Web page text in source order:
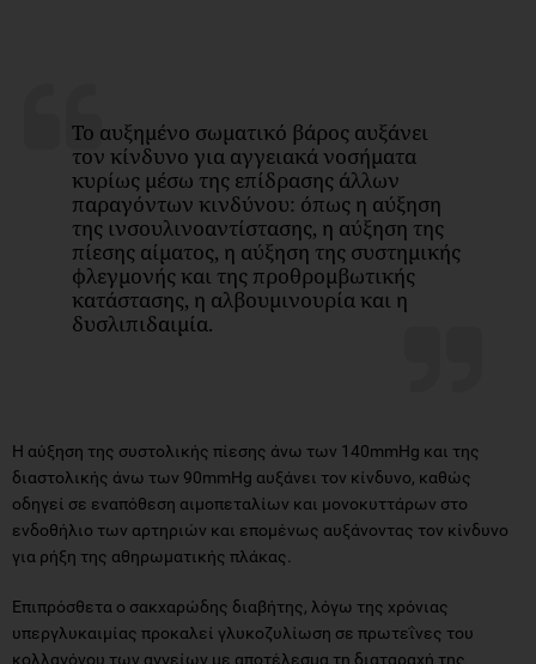
Το αυξημένο σωματικό βάρος αυξάνει
τον κίνδυνο για αγγειακά νοσήματα
κυρίως μέσω της επίδρασης άλλων
παραγόντων κινδύνου: όπως η αύξηση
της ινσουλινοαντίστασης, η αύξηση της
πίεσης αίματος, η αύξηση της συστημικής
φλεγμονής και της προθρομβωτικής
κατάστασης, η αλβουμινουρία και η
δυσλιπιδαιμία.
Η αύξηση της συστολικής πίεσης άνω των 140mmHg και της
διαστολικής άνω των 90mmHg αυξάνει τον κίνδυνο, καθώς
οδηγεί σε εναπόθεση αιμοπεταλίων και μονοκυττάρων στο
ενδοθήλιο των αρτηριών και επομένως αυξάνοντας τον κίνδυνο
για ρήξη της αθηρωματικής πλάκας.
Επιπρόσθετα ο σακχαρώδης διαβήτης, λόγω της χρόνιας
υπεργλυκαιμίας προκαλεί γλυκοζυλίωση σε πρωτεΐνες του
κολλαγόνου των αγγείων με αποτέλεσμα τη διαταραχή της